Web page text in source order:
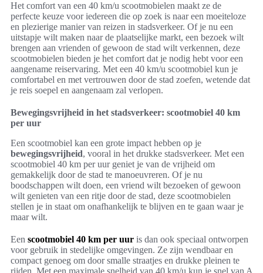
Het comfort van een 40 km/u scootmobielen maakt ze de
perfecte keuze voor iedereen die op zoek is naar een moeiteloze
en plezierige manier van reizen in stadsverkeer. Of je nu een
uitstapje wilt maken naar de plaatselijke markt, een bezoek wilt
brengen aan vrienden of gewoon de stad wilt verkennen, deze
scootmobielen bieden je het comfort dat je nodig hebt voor een
aangename reiservaring. Met een 40 km/u scootmobiel kun je
comfortabel en met vertrouwen door de stad zoefen, wetende dat
je reis soepel en aangenaam zal verlopen.
Bewegingsvrijheid in het stadsverkeer: scootmobiel 40 km
per uur
Een scootmobiel kan een grote impact hebben op je
bewegingsvrijheid, vooral in het drukke stadsverkeer. Met een
scootmobiel 40 km per uur geniet je van de vrijheid om
gemakkelijk door de stad te manoeuvreren. Of je nu
boodschappen wilt doen, een vriend wilt bezoeken of gewoon
wilt genieten van een ritje door de stad, deze scootmobielen
stellen je in staat om onafhankelijk te blijven en te gaan waar je
maar wilt.
Een scootmobiel 40 km per uur is dan ook speciaal ontworpen
voor gebruik in stedelijke omgevingen. Ze zijn wendbaar en
compact genoeg om door smalle straatjes en drukke pleinen te
rijden. Met een maximale snelheid van 40 km/u kun je snel van A